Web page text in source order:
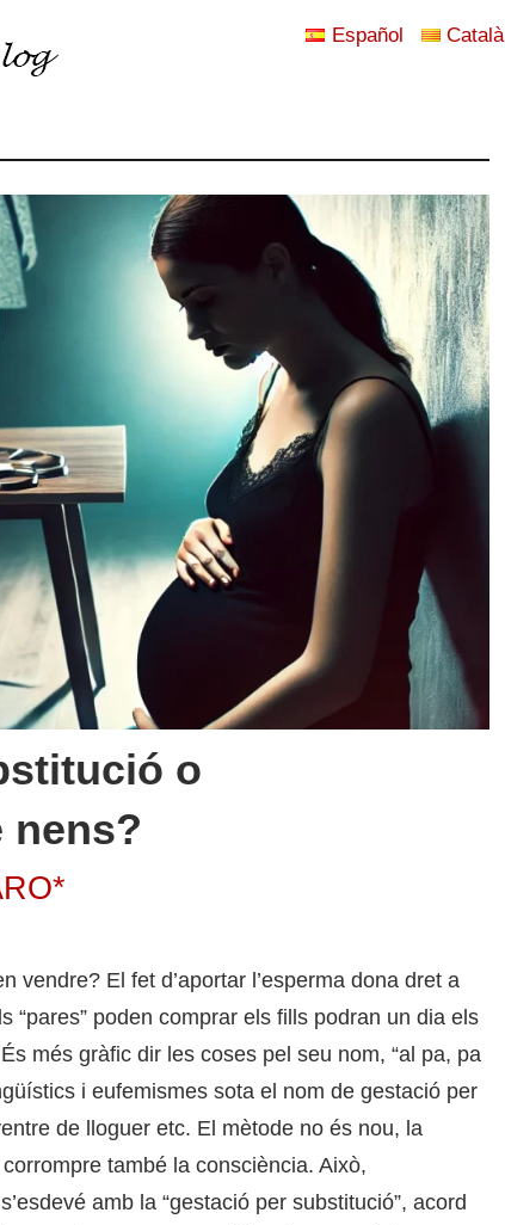
d'Avui
Español Català
o
nens?
vendre? El fet d’aportar l’esperma dona dret a
“pares” poden comprar els fills podran un dia els
més gràfic dir les coses pel seu nom, “al pa, pa
i eufemismes sota el nom de gestació per
de lloguer etc. El mètode no és nou, la
també la consciència. Això,
amb la “gestació per substitució”, acord